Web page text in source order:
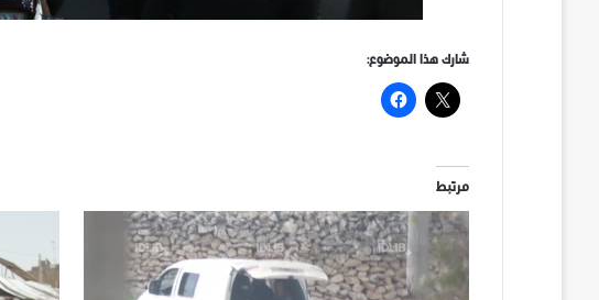
شارك هذا الموضوع:
مرتبط